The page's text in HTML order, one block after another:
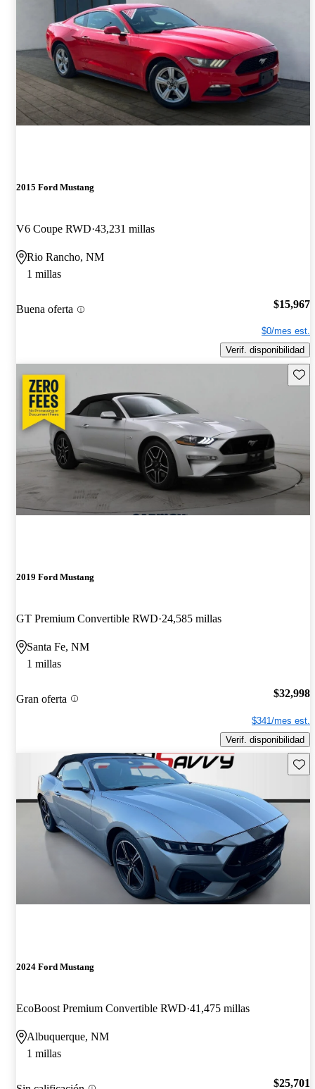
2015 Ford Mustang
V6 Coupe RWD 43,231 millas
Rio Rancho, NM
1 millas
Buena oferta $15,967
$0/mes est.
Verif. disponibilidad
2019 Ford Mustang
GT Premium Convertible RWD 24,585 millas
Santa Fe, NM
1 millas
Gran oferta $32,998
$341/mes est.
Verif. disponibilidad
2024 Ford Mustang
EcoBoost Premium Convertible RWD 41,475 millas
Albuquerque, NM
1 millas
$25,701